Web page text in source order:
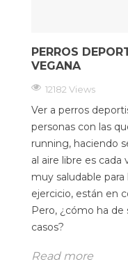
PERROS
VEGANA
12182 Views
Ver a perros
personas con las
running, haciendo
al aire libre es
muy saludable
ejercicio, están en
Pero, ¿cómo ha
casos?
Read more